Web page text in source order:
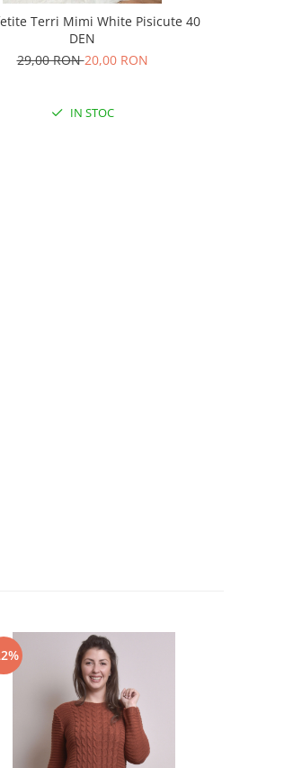
Terri Mimi White Pisicute 40
DEN
29,00 RON20,00 RON
IN STOC